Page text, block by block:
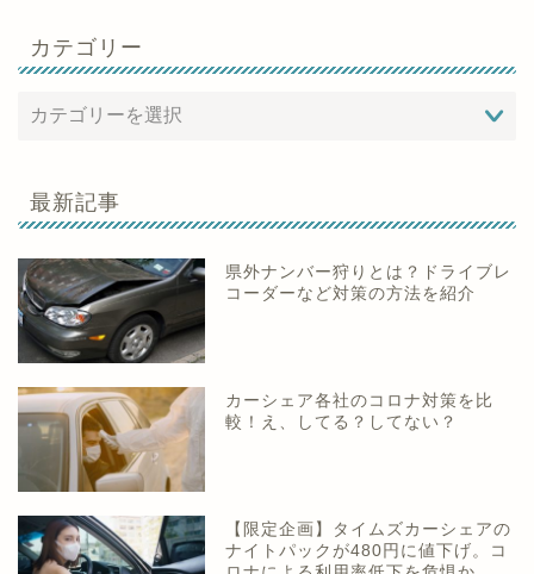
カテゴリー
最新記事
県外ナンバー狩りとは？ドライブレ
コーダーなど対策の方法を紹介
カーシェア各社のコロナ対策を比
較！え、してる？してない？
【限定企画】タイムズカーシェアの
ナイトパックが480円に値下げ。コ